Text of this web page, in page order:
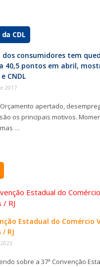
CDL
dos consumidores tem
40,5 pontos em abril,
CNDL
2017
apertado,
os principais motivos.
…
Estadual do Comércio
RJ
sobre a 37ª Convenção